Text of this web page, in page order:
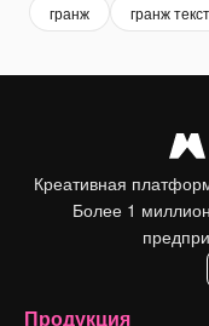
гранж гранж
Креативная
Более 1
Продукция